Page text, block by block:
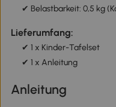
✔ Belastbarkeit: 0,5 kg
Lieferumfang:
✔ 1 x Kinder-Tafelset
✔ 1 x Anleitung
Anleitung